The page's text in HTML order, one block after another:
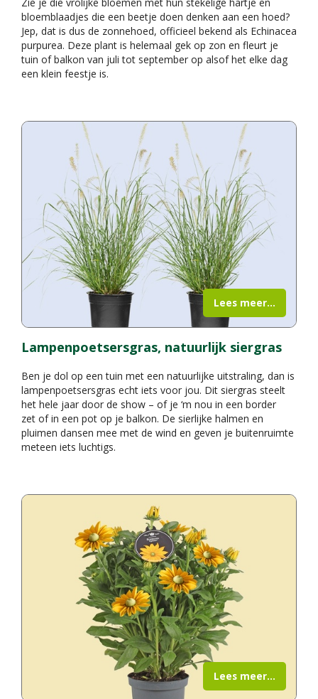
bloemblaadjes die een beetje doen denken aan een hoed?
Jep, dat is dus de zonnehoed, officieel bekend als Echinacea
purpurea. Deze plant is helemaal gek op zon en fleurt je
tuin of balkon van juli tot september op alsof het elke dag
een klein feestje is.
Lampenpoetsersgras, natuurlijk siergras
Ben je dol op een tuin met een natuurlijke uitstraling, dan is
lampenpoetsersgras echt iets voor jou. Dit siergras steelt
het hele jaar door de show – of je ‘m nou in een border
zet of in een pot op je balkon. De sierlijke halmen en
pluimen dansen mee met de wind en geven je buitenruimte
meteen iets luchtigs.
Lees meer...
Lees meer...